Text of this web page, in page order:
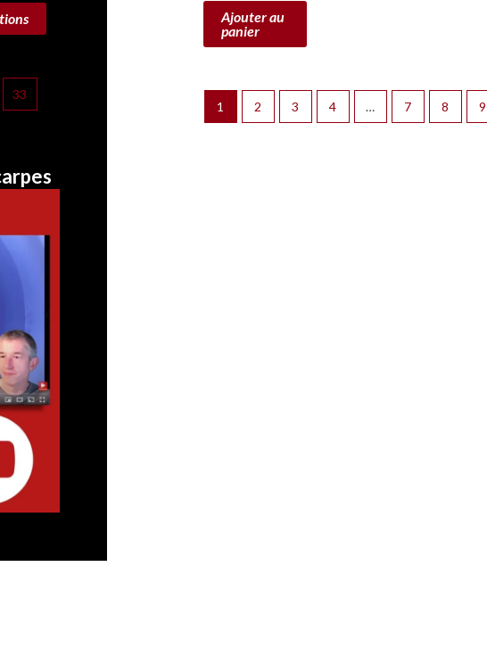
du
produit
33
Ajouter au
panier
1 2 3 4 … 7 8 9